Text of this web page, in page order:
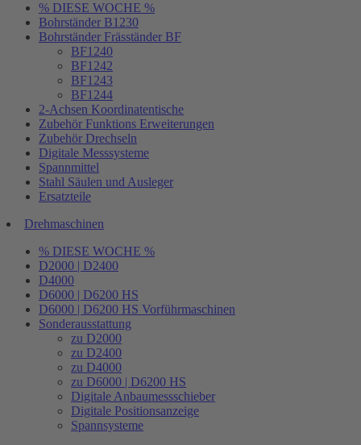
% DIESE WOCHE %
Bohrständer B1230
Bohrständer Fräsständer BF
BF1240
BF1242
BF1243
BF1244
2-Achsen Koordinatentische
Zubehör Funktions Erweiterungen
Zubehör Drechseln
Digitale Messsysteme
Spannmittel
Stahl Säulen und Ausleger
Ersatzteile
Drehmaschinen
% DIESE WOCHE %
D2000 | D2400
D4000
D6000 | D6200 HS
D6000 | D6200 HS Vorführmaschinen
Sonderausstattung
zu D2000
zu D2400
zu D4000
zu D6000 | D6200 HS
Digitale Anbaumessschieber
Digitale Positionsanzeige
Spannsysteme